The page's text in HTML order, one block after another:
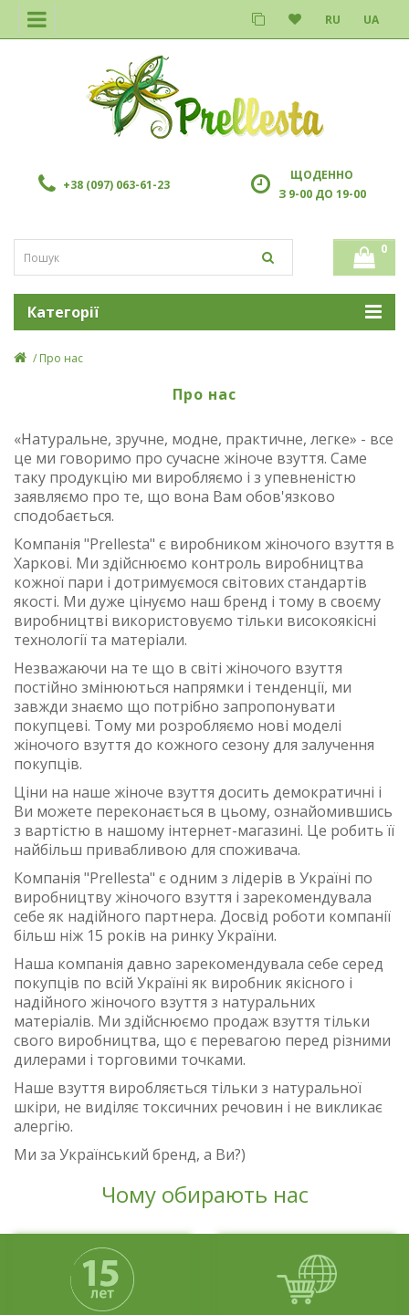
RU UA
+38 (097) 063-61-23
ЩОДЕННО
З 9-00 ДО 19-00
0
Категорії
Про нас
Про нас
«Натуральне, зручне, модне, практичне, легке» - все
це ми говоримо про сучасне жіноче взуття. Саме
таку продукцію ми виробляємо і з упевненістю
заявляємо про те, що вона Вам обов'язково
сподобається.
Компанія "Prellesta" є виробником жіночого взуття в
Харкові. Ми здійснюємо контроль виробництва
кожної пари і дотримуємося світових стандартів
якості. Ми дуже цінуємо наш бренд і тому в своєму
виробництві використовуємо тільки високоякісні
технології та матеріали.
Незважаючи на те що в світі жіночого взуття
постійно змінюються напрямки і тенденції, ми
завжди знаємо що потрібно запропонувати
покупцеві. Тому ми розробляємо нові моделі
жіночого взуття до кожного сезону для залучення
покупців.
Ціни на наше жіноче взуття досить демократичні і
Ви можете переконається в цьому, ознайомившись
з вартістю в нашому інтернет-магазині. Це робить її
найбільш привабливою для споживача.
Компанія "Prellesta" є одним з лідерів в Україні по
виробництву жіночого взуття і зарекомендувала
себе як надійного партнера. Досвід роботи компанії
більш ніж 15 років на ринку України.
Наша компанія давно зарекомендувала себе серед
покупців по всій Україні як виробник якісного і
надійного жіночого взуття з натуральних
матеріалів. Ми здійснюємо продаж взуття тільки
свого виробництва, що є перевагою перед різними
дилерами і торговими точками.
Наше взуття виробляється тільки з натуральної
шкіри, не виділяє токсичних речовин і не викликає
алергію.
Ми за Український бренд, а Ви?)
Чому обирають нас